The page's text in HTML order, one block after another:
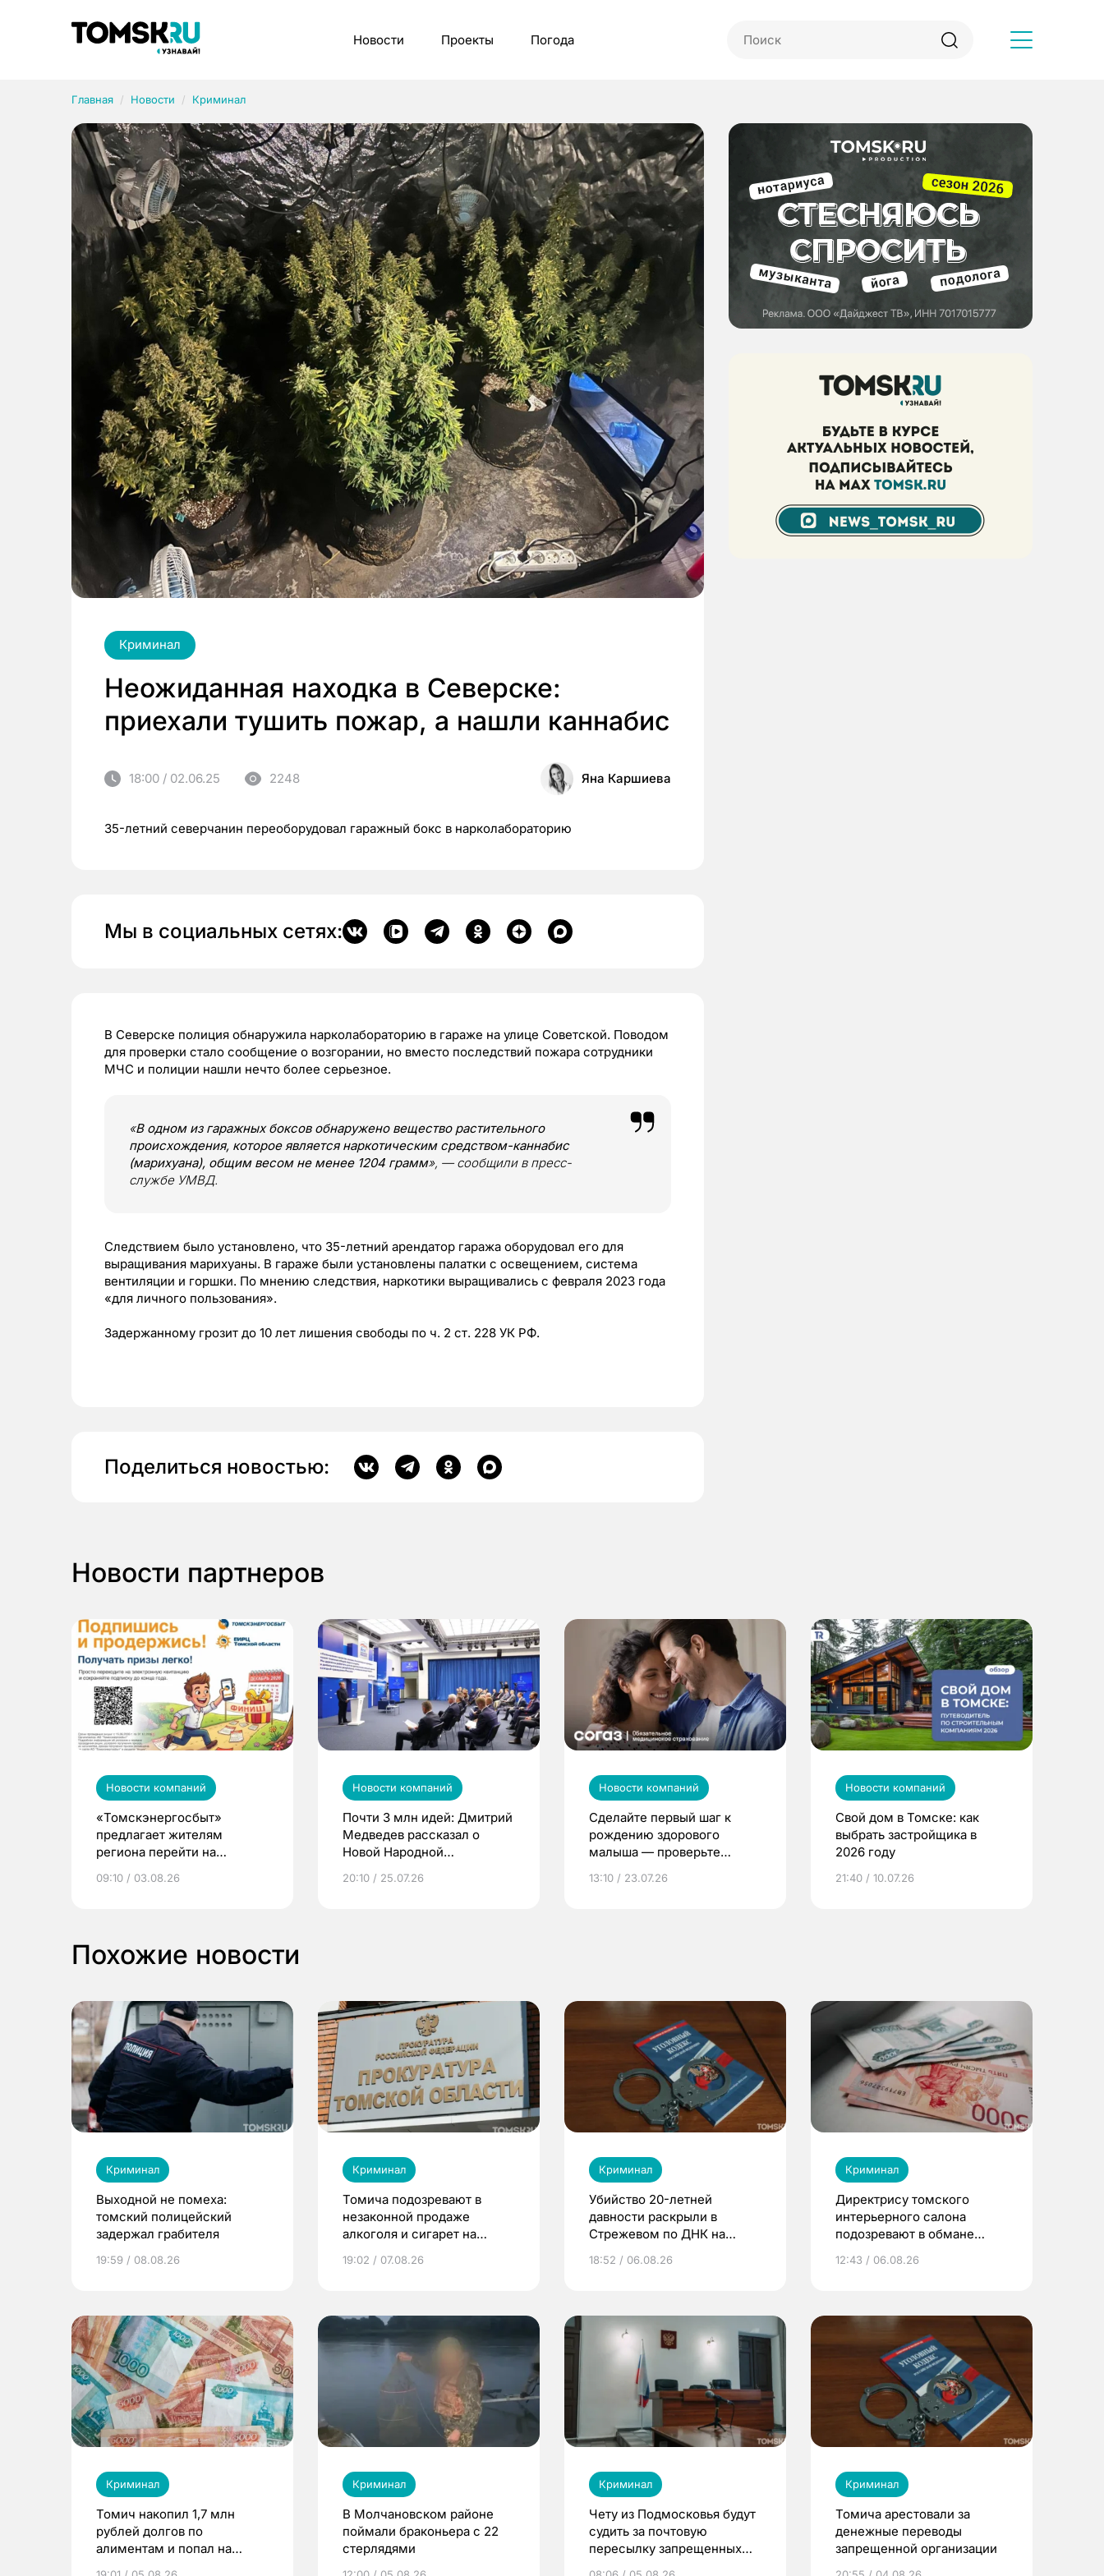
Новости Проекты Погода
Главная Новости Криминал
Криминал
Неожиданная находка в Северске:
приехали тушить пожар, а нашли каннабис
18:00 / 02.06.25 2248 Яна Каршиева
35-летний северчанин переоборудовал гаражный бокс в нарколабораторию
Мы в социальных сетях:
В Северске полиция обнаружила нарколабораторию в гараже на улице Советской. Поводом
для проверки стало сообщение о возгорании, но вместо последствий пожара сотрудники
МЧС и полиции нашли нечто более серьезное.
«В одном из гаражных боксов обнаружено вещество растительного
происхождения, которое является наркотическим средством-каннабис
(марихуана), общим весом не менее 1204 грамм», — сообщили в пресс-
службе УМВД.
Следствием было установлено, что 35-летний арендатор гаража оборудовал его для
выращивания марихуаны. В гараже были установлены палатки с освещением, система
вентиляции и горшки. По мнению следствия, наркотики выращивались с февраля 2023 года
«для личного пользования».
Задержанному грозит до 10 лет лишения свободы по ч. 2 ст. 228 УК РФ.
Поделиться новостью:
Новости партнеров
Новости компаний
«Томскэнергосбыт»
предлагает жителям
региона перейти на
выиграть призы
09:10 / 03.08.26
Новости компаний
Почти 3 млн идей: Дмитрий
Медведев рассказал о
Новой Народной
20:10 / 25.07.26
Новости компаний
Сделайте первый шаг к
рождению здорового
малыша — проверьте
по ОМС!
13:10 / 23.07.26
Новости компаний
Свой дом в Томске: как
выбрать застройщика в
2026 году
21:40 / 10.07.26
Похожие новости
Криминал
Выходной не помеха:
томский полицейский
задержал грабителя
19:59 / 08.08.26
Криминал
Томича подозревают в
незаконной продаже
алкоголя и сигарет на
рублей
19:02 / 07.08.26
Криминал
Убийство 20-летней
давности раскрыли в
Стрежевом по ДНК на
18:52 / 06.08.26
Криминал
Директрису томского
интерьерного салона
подозревают в обмане
12:43 / 06.08.26
Криминал
Томич накопил 1,7 млн
рублей долгов по
алиментам и попал на
Криминал
В Молчановском районе
поймали браконьера с 22
стерлядями
Криминал
Чету из Подмосковья будут
судить за почтовую
пересылку запрещенных
Криминал
Томича арестовали за
денежные переводы
запрещенной организации
Рубрики